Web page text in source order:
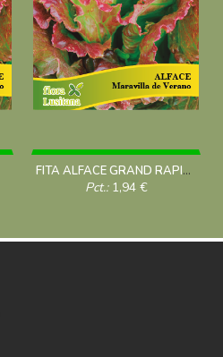
FITA ALFACE GRAND RAPIDS *FL*
Pct.: 1,94 €